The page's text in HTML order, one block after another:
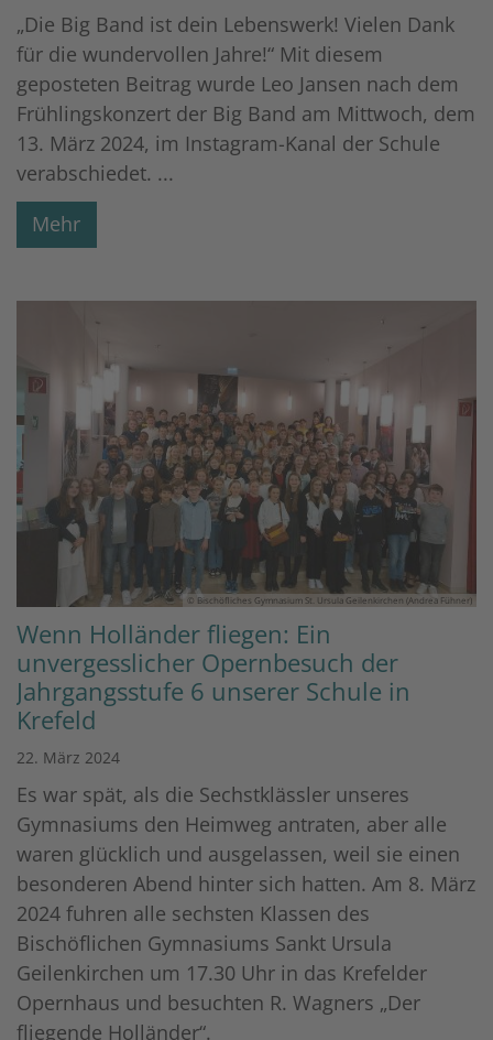
„Die Big Band ist dein Lebenswerk! Vielen Dank
für die wundervollen Jahre!“ Mit diesem
geposteten Beitrag wurde Leo Jansen nach dem
Frühlingskonzert der Big Band am Mittwoch, dem
13. März 2024, im Instagram-Kanal der Schule
verabschiedet. ...
Mehr
© Bischöfliches Gymnasium St. Ursula Geilenkirchen (Andrea Fühner)
Wenn Holländer fliegen: Ein
unvergesslicher Opernbesuch der
Jahrgangsstufe 6 unserer Schule in
Krefeld
22. März 2024
Es war spät, als die Sechstklässler unseres
Gymnasiums den Heimweg antraten, aber alle
waren glücklich und ausgelassen, weil sie einen
besonderen Abend hinter sich hatten. Am 8. März
2024 fuhren alle sechsten Klassen des
Bischöflichen Gymnasiums Sankt Ursula
Geilenkirchen um 17.30 Uhr in das Krefelder
Opernhaus und besuchten R. Wagners „Der
fliegende Holländer“.